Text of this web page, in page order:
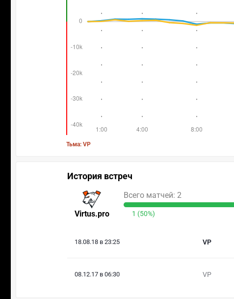
Тьма: VP
История встреч
Virtus.pro
Всего матчей: 2
1 (50%)
18.08.18 в 23:25 VP
08.12.17 в 06:30 VP